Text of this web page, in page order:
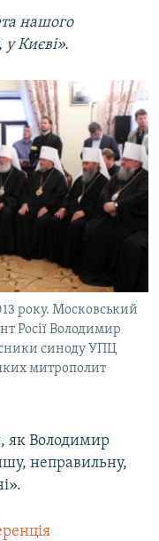
нашого
у Києві».
року. Московський
Росії Володимир
синоду УПЦ
митрополит
як Володимир
неправильну,